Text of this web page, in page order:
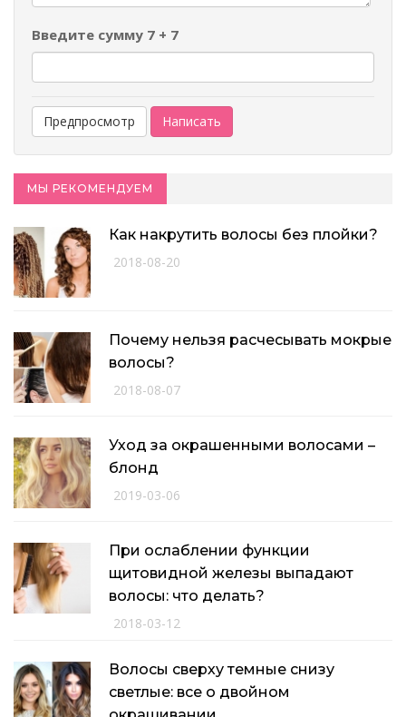
Введите сумму 7 + 7
МЫ РЕКОМЕНДУЕМ
Как накрутить волосы без плойки?
2018-08-20
Почему нельзя расчесывать мокрые
волосы?
2018-08-07
Уход за окрашенными волосами –
блонд
2019-03-06
При ослаблении функции
щитовидной железы выпадают
волосы: что делать?
2018-03-12
Волосы сверху темные снизу
светлые: все о двойном